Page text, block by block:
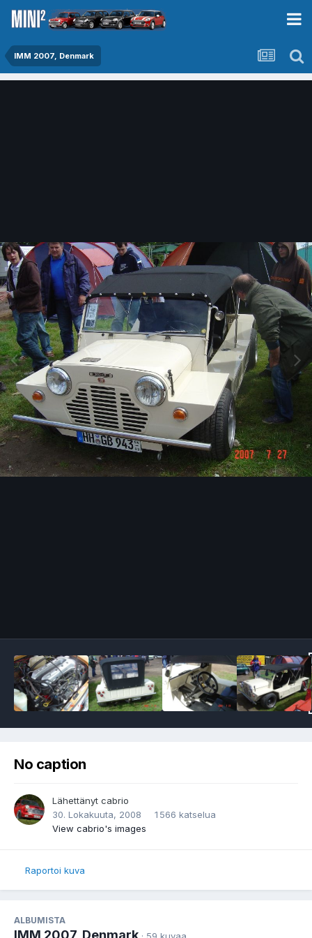
IMM 2007, Denmark
No caption
Lähettänyt cabrio
30. Lokakuuta, 2008
1 566 katselua
View cabrio's images
Raportoi kuva
ALBUMISTA
IMM 2007, Denmark